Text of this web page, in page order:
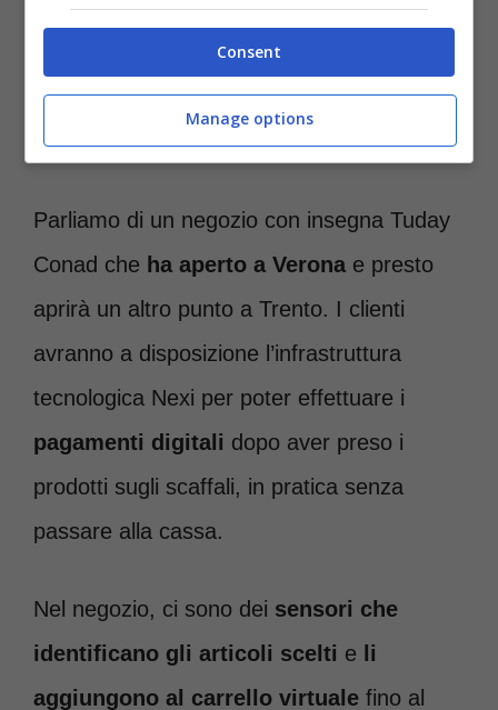
A Verona arriva il supermercato senza casse DAO –
Roma-news.it
Parliamo di un negozio con insegna Tuday
Conad che ha aperto a Verona e presto
aprirà un altro punto a Trento. I clienti
avranno a disposizione l’infrastruttura
tecnologica Nexi per poter effettuare i
pagamenti digitali dopo aver preso i
prodotti sugli scaffali, in pratica senza
passare alla cassa.
Nel negozio, ci sono dei sensori che
identificano gli articoli scelti e
li
aggiungono al carrello virtuale fino al
Consent
Manage options